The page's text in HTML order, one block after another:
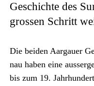
Geschichte des
grossen Schritt
Die bei­den Aar­gauer
nau haben eine
bis zum 19.